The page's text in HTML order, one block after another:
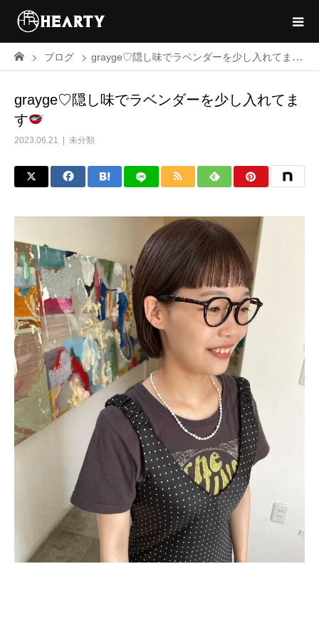
ブログ grayge♡隠し味でラベンダーを少し入れてます
grayge♡隠し味でラベンダーを少し入れてま
す
2023.06.21 未分類